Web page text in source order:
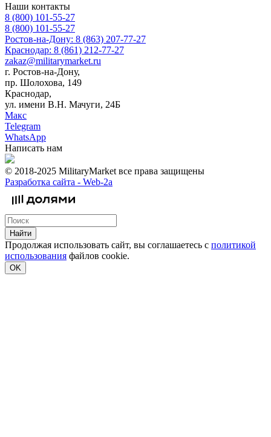
Наши контакты
8 (800) 101-55-27
8 (800) 101-55-27
Ростов-на-Дону: 8 (863) 207-77-27
Краснодар: 8 (861) 212-77-27
zakaz@militarymarket.ru
г. Ростов-на-Дону,
пр. Шолохова, 149
Краснодар,
ул. имени В.Н. Мачуги, 24Б
Макс
Telegram
WhatsApp
Написать нам
© 2018-2025 MilitaryMarket все права защищены
Разработка сайта - Web-2a
Найти
Продолжая использовать сайт, вы соглашаетесь с политикой
использования файлов cookie.
OK